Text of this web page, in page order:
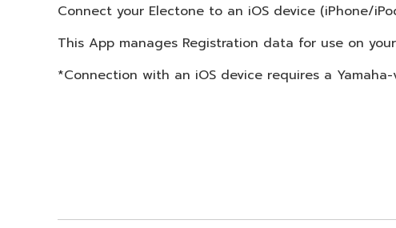
Connect your Electone to an iOS device (iPhone/
This App manages Registration data for use on
*Connection with an iOS device requires a